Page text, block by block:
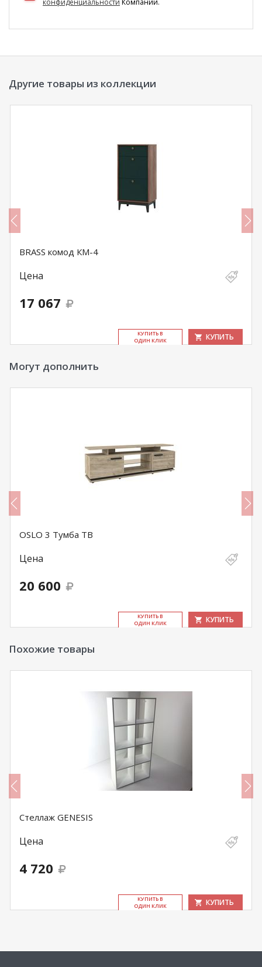
конфиденциальности Компании.
Другие товары из коллекции
BRASS комод КМ-4
Цена
17 067
КУ­ПИТЬ В
ОДИН КЛИК
КУПИТЬ
Могут дополнить
OSLO 3 Тумба ТВ
Цена
20 600
КУ­ПИТЬ В
ОДИН КЛИК
КУПИТЬ
Похожие товары
Стеллаж GENESIS
Цена
4 720
КУ­ПИТЬ В
ОДИН КЛИК
КУПИТЬ